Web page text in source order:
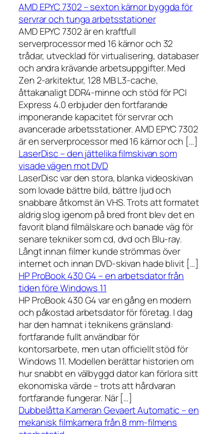
AMD EPYC 7302 – sexton kärnor byggda för
servrar och tunga arbetsstationer
AMD EPYC 7302 är en kraftfull
serverprocessor med 16 kärnor och 32
trådar, utvecklad för virtualisering, databaser
och andra krävande arbetsuppgifter. Med
Zen 2-arkitektur, 128 MB L3-cache,
åttakanaligt DDR4-minne och stöd för PCI
Express 4.0 erbjuder den fortfarande
imponerande kapacitet för servrar och
avancerade arbetsstationer. AMD EPYC 7302
är en serverprocessor med 16 kärnor och […]
LaserDisc – den jättelika filmskivan som
visade vägen mot DVD
LaserDisc var den stora, blanka videoskivan
som lovade bättre bild, bättre ljud och
snabbare åtkomst än VHS. Trots att formatet
aldrig slog igenom på bred front blev det en
favorit bland filmälskare och banade väg för
senare tekniker som cd, dvd och Blu-ray.
Långt innan filmer kunde strömmas över
internet och innan DVD-skivan hade blivit […]
HP ProBook 430 G4 – en arbetsdator från
tiden före Windows 11
HP ProBook 430 G4 var en gång en modern
och påkostad arbetsdator för företag. I dag
har den hamnat i teknikens gränsland:
fortfarande fullt användbar för
kontorsarbete, men utan officiellt stöd för
Windows 11. Modellen berättar historien om
hur snabbt en välbyggd dator kan förlora sitt
ekonomiska värde – trots att hårdvaran
fortfarande fungerar. När […]
Dubbelåtta Kameran Gevaert Automatic – en
mekanisk filmkamera från 8 mm-filmens